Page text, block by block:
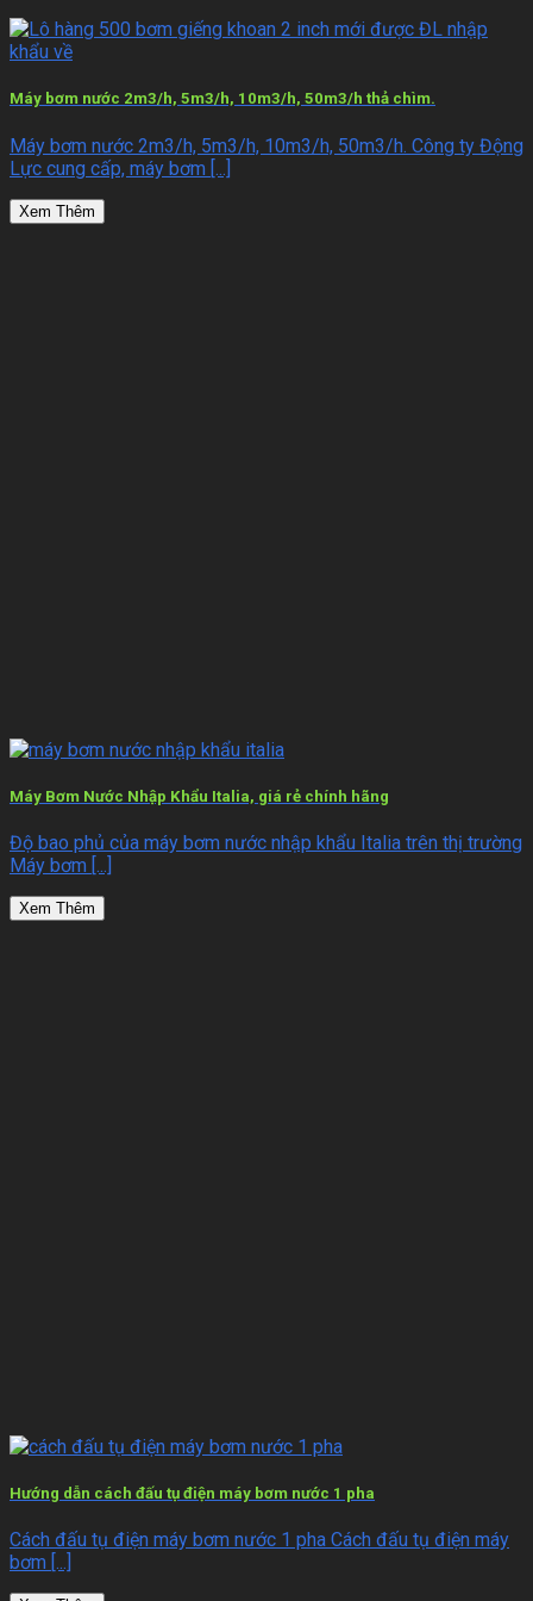
Máy bơm nước 2m3/h, 5m3/h, 10m3/h, 50m3/h thả chìm.
Máy bơm nước 2m3/h, 5m3/h, 10m3/h, 50m3/h. Công ty Động
Lực cung cấp, máy bơm [...]
Xem Thêm
Máy Bơm Nước Nhập Khẩu Italia, giá rẻ chính hãng
Độ bao phủ của máy bơm nước nhập khẩu Italia trên thị trường
Máy bơm [...]
Xem Thêm
Hướng dẫn cách đấu tụ điện máy bơm nước 1 pha
Cách đấu tụ điện máy bơm nước 1 pha Cách đấu tụ điện máy
bơm [...]